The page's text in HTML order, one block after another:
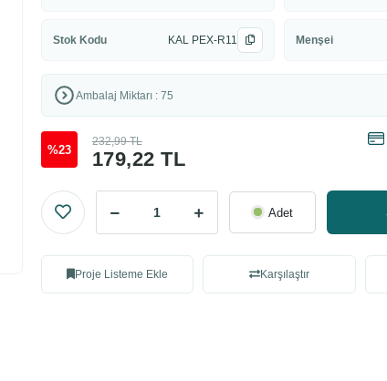
Stok Kodu KAL PEX-R11 Menşei
Ambalaj Miktarı : 75
%23 179,22 TL
232,99 TL
Adet
Proje Listeme Ekle Karşılaştır